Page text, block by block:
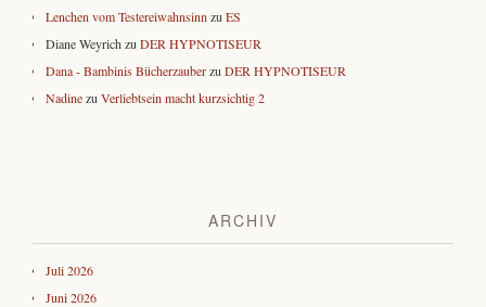
Lenchen vom TestereiwahnsinnzuES
Diane WeyrichzuDER HYPNOTISEUR
Dana - Bambinis BücherzauberzuDER HYPNOTISEUR
NadinezuVerliebtsein macht kurzsichtig 2
ARCHIV
Juli 2026
Juni 2026